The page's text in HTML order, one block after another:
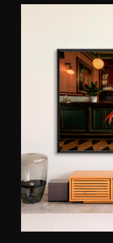
père, photographe
même ses
fréquentation
éduque par
composer ses
en scène dans un
extrêmes. Avec
son compte
forge une place
images ne se
publiées dans des